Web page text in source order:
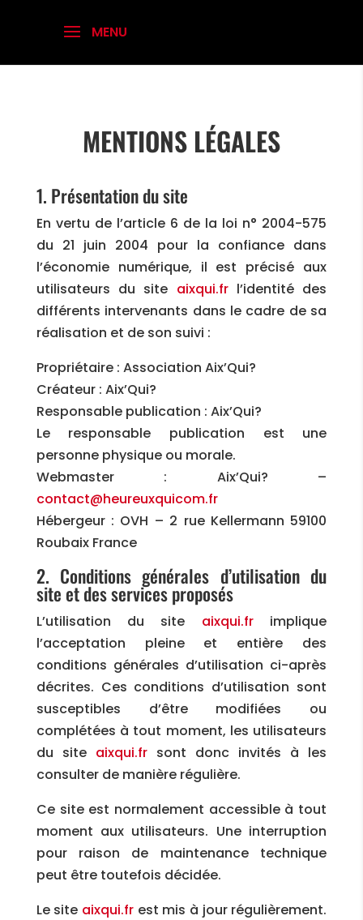
MENTIONS LÉGALES
1. Présentation du site
En vertu de l’article 6 de la loi n° 2004-575
du 21 juin 2004 pour la confiance dans
l’économie numérique, il est précisé aux
utilisateurs du site aixqui.frl’identité des
différents intervenants dans le cadre de sa
réalisation et de son suivi :
Propriétaire : Association Aix’Qui?
Créateur : Aix’Qui?
Responsable publication : Aix’Qui?
Le responsable publication est une
personne physique ou morale.
Webmaster : Aix’Qui? –
contact@heureuxquicom.fr
Hébergeur : OVH – 2 rue Kellermann 59100
Roubaix France
2. Conditions générales d’utilisation du
site et des services proposés
L’utilisation du site aixqui.frimplique
l’acceptation pleine et entière des
conditions générales d’utilisation ci-après
décrites. Ces conditions d’utilisation sont
susceptibles d’être modifiées ou
complétées à tout moment, les utilisateurs
du site aixqui.frsont donc invités à les
consulter de manière régulière.
Ce site est normalement accessible à tout
moment aux utilisateurs. Une interruption
pour raison de maintenance technique
peut être toutefois décidée.
Le site aixqui.fr est mis à jour régulièrement.